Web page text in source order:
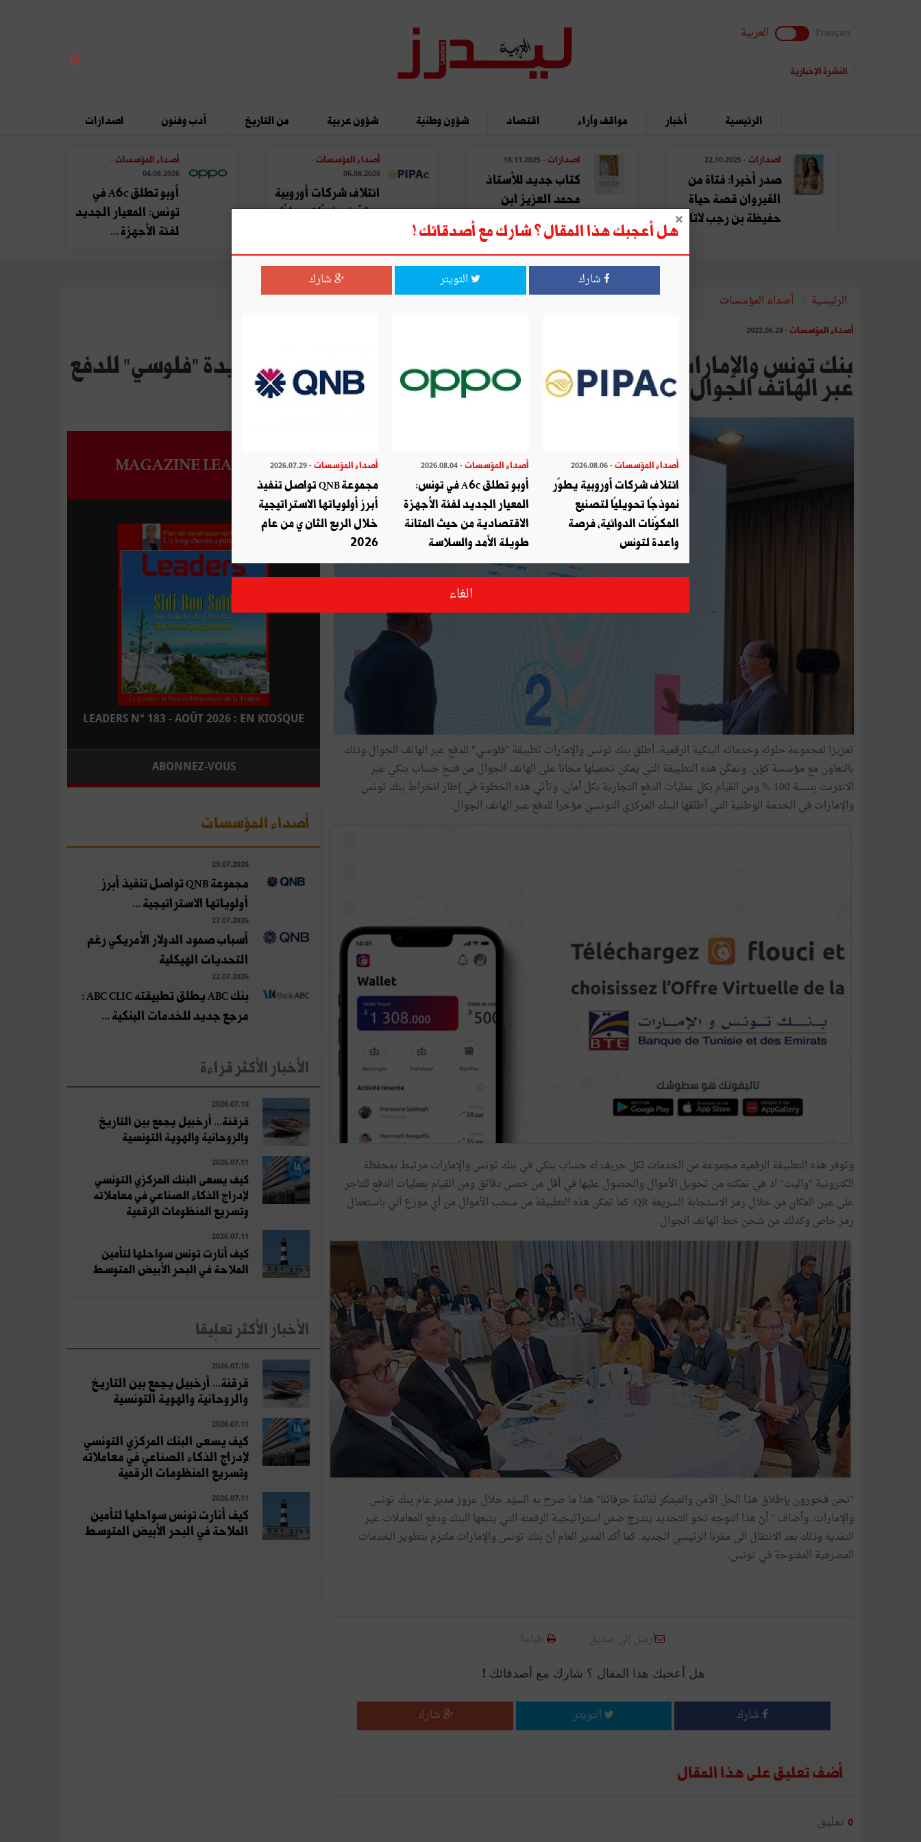
Français العربية
النشرة الإخبارية
الرئيسية أخبار مواقف وآراء اقتصاد شؤون وطنية شؤون عربية من التاريخ أدب وفنون اصدارات
اصدارات - 22.10.2025
صدر أخيرا: فتاة من
القيروان قصة حياة
حفيظة بن رجب لاتا
اصدارات - 18.11.2025
كتاب جديد للأستاذ
محمد العزيز ابن
أصداء المؤسسات -
06.08.2026
ائتلاف شركات أوروبية
يطوّر نموذجًا تحويليًا
أصداء المؤسسات -
04.08.2026
أوبو تطلق A6c في
تونس: المعيار الجديد
لفئة الأجهزة ...
الرئيسية أصداء المؤسسات
أصداء المؤسسات - 2022.06.28
بنك تونس والإمارات يسرّع استراتيجيته الرقمية ويطلق تطبيقته الجديدة "فلوسي" للدفع
عبر الهاتف الجوال
تعزيزا لمجموعة حلوله وخدماته البنكية الرقمية، أطلق بنك تونس والإمارات تطبيقة "فلوسي" للدفع عبر الهاتف الجوال وذلك
بالتعاون مع مؤسسة كوْن. وتمكّن هذه التطبيقة التي يمكن تحميلها مجانا على الهاتف الجوال من فتح حساب بنكي عبر
الانترنت بنسبة 100 % ومن القيام بكل عمليات الدفع التجارية بكل أمان. وتأتي هذه الخطوة في إطار انخراط بنك تونس
والإمارات في الخدمة الوطنية التي أطلقها البنك المركزي التونسي مؤخرا للدفع عبر الهاتف الجوال.
وتوفر هذه التطبيقة الرقمية مجموعة من الخدمات لكل حريف له حساب بنكي في بنك تونس والإمارات مرتبط بمحفظة
الكترونية "واليت" اذ هي تمكنه من تحويل الأموال والحصول عليها في أقل من خمس دقائق ومن القيام بعمليات الدفع للتاجر
على عين المكان من خلال رمز الاستجابة السريعة QR. كما تمكن هذه التطبيقة من سحب الأموال من أي موزع آلي باستعمال
رمز خاص وكذلك من شحن خط الهاتف الجوال.
"نحن فخورون بإطلاق هذا الحل الآمن والمبتكر لفائدة حرفائنا" هذا ما صرح به السيّد جلال عزوز مدير عام بنك تونس
والإمارات. وأضاف " أنّ هذا التوجه نحو التجديد يندرج ضمن استراتيجية الرقمنة التي يتبعها البنك ودفع المعاملات غير
النقدية وذلك بعد الانتقال الى مقرنا الرئيسي الجديد. كما أكد المدير العام أنّ بنك تونس والإمارات ملتزم بتطوير الخدمات
المصرفية المفتوحة في تونس.
أرسل إلى صديق طباعة
هل أعجبك هذا المقال ؟ شارك مع أصدقائك !
شارك التويتر شارك
أضف تعليق على هذا المقال
0 تعليق
MAGAZINE LEADERS
LEADERS N° 183 - AOÛT 2026 : EN KIOSQUE
ABONNEZ-VOUS
أصداء المؤسسات
29.07.2026
مجموعة QNB تواصل تنفيذ أبرز
أولوياتها الاستراتيجية ...
27.07.2026
أسباب صمود الدولار الأمريكي رغم
التحديات الهيكلية
22.07.2026
بنك ABC يطلق تطبيقته ABC CLIC :
مرجع جديد للخدمات البنكية ...
الأخبار الأكثر قراءة
2026.07.10
قرقنة... أرخبيل يجمع بين التاريخ
والروحانية والهوية التونسية
2026.07.11
كيف يسعى البنك المركزي التونسي
لإدراج الذكاء الصناعي في معاملاته
وتسريع المنظومات الرقمية
2026.07.11
كيف أنارت تونس سواحلها لتأمين
الملاحة في البحر الأبيض المتوسط
الأخبار الأكثر تعلِيقا
2026.07.10
قرقنة... أرخبيل يجمع بين التاريخ
والروحانية والهوية التونسية
2026.07.11
كيف يسعى البنك المركزي التونسي
لإدراج الذكاء الصناعي في معاملاته
وتسريع المنظومات الرقمية
2026.07.11
كيف أنارت تونس سواحلها لتأمين
الملاحة في البحر الأبيض المتوسط
هل أعجبك هذا المقال ؟ شارك مع أصدقائك !
شارك التويتر شارك
أصداء المؤسسات - 2026.08.06
ائتلاف شركات أوروبية يطوّر
نموذجًا تحويليًا لتصنيع
المكوّنات الدوائية، فرصة
واعدة لتونس
أصداء المؤسسات - 2026.08.04
أوبو تطلق A6c في تونس:
المعيار الجديد لفئة الأجهزة
الاقتصادية من حيث المتانة
طويلة الأمد والسلاسة
أصداء المؤسسات- 2026.07.29
مجموعة QNB تواصل تنفيذ
أبرز أولوياتها الاستراتيجية
خلال الربع الثان ي من عام
2026
الغاء